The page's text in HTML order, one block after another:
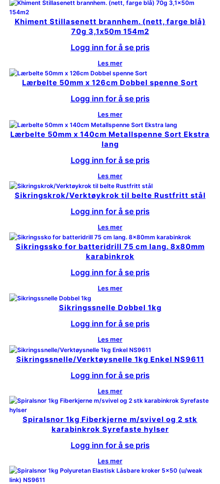
Khiment Stillasenett brannhem. (nett, farge blå)
70g 3,1x50m 154m2
Logg inn for å se pris
Les mer
Lærbelte 50mm x 126cm Dobbel spenne Sort
Logg inn for å se pris
Les mer
Lærbelte 50mm x 140cm Metallspenne Sort Ekstra
lang
Logg inn for å se pris
Les mer
Sikringskrok/Verktøykrok til belte Rustfritt stål
Logg inn for å se pris
Les mer
Sikringssko for batteridrill 75 cm lang. 8x80mm
karabinkrok
Logg inn for å se pris
Les mer
Sikringssnelle Dobbel 1kg
Logg inn for å se pris
Les mer
Sikringssnelle/Verktøysnelle 1kg Enkel NS9611
Logg inn for å se pris
Les mer
Spiralsnor 1kg Fiberkjerne m/svivel og 2 stk
karabinkrok Syrefaste hylser
Logg inn for å se pris
Les mer